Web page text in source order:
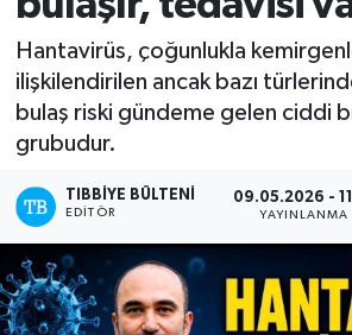
Hantavirüs, çoğunlukla
ilişkilendirilen ancak bazı
bulaş riski gündeme gelen ciddi
grubudur.
TIBBIYE BÜLTENI
EDITÖR
09.05.2026 -
YAYINLANMA